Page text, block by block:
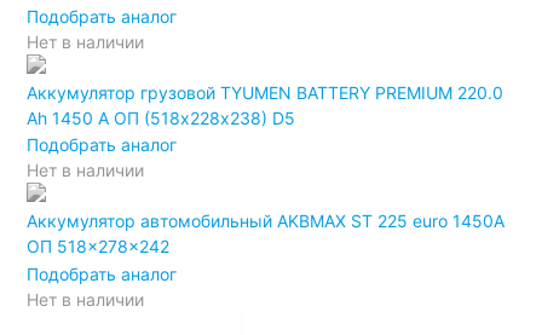
Подобрать аналог
Нет в наличии
Аккумулятор грузовой TYUMEN BATTERY PREMIUM 220.0
Ah 1450 A ОП (518х228х238) D5
Подобрать аналог
Нет в наличии
Аккумулятор автомобильный AKBMAX ST 225 euro 1450A
ОП 518x278x242
Подобрать аналог
Нет в наличии